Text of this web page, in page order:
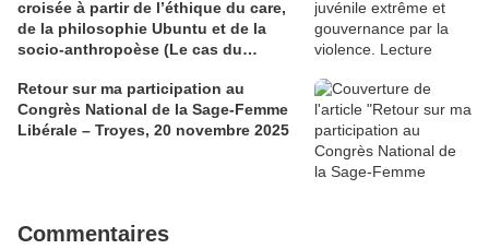
croisée à partir de l’éthique du care,
de la philosophie Ubuntu et de la
socio-anthropoèse (Le cas du
Retour sur ma participation au
Congrès National de la Sage-Femme
Libérale – Troyes, 20 novembre 2025
Commentaires